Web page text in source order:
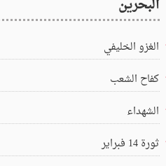
البحرين
الغزو الخليفي
كفاح الشعب
الشهداء
ثورة 14 فبراير